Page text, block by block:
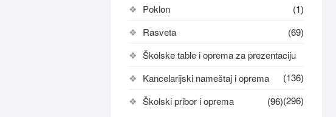
Poklon
(1)
Rasveta
(69)
Školske table i oprema za prezentaciju
(136)
Kancelarijski nameštaj i oprema
(296)
Školski pribor i oprema (96)